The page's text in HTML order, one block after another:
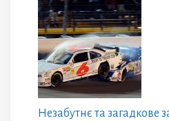
Незабутнє та загадкове